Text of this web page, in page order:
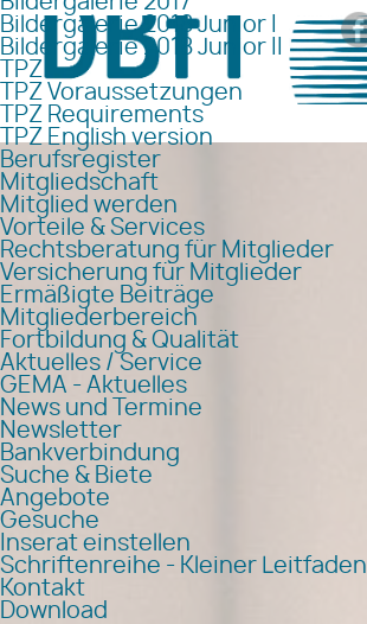
Bildergalerie 2018 Junior I
Bildergalerie 2018 Junior II
TPZ
TPZ Voraussetzungen
TPZ Requirements
TPZ English version
Berufsregister
Mitgliedschaft
Mitglied werden
Vorteile & Services
Rechtsberatung für Mitglieder
Versicherung für Mitglieder
Ermäßigte Beiträge
Mitgliederbereich
Fortbildung & Qualität
Aktuelles / Service
GEMA - Aktuelles
News und Termine
Newsletter
Bankverbindung
Suche & Biete
Angebote
Gesuche
Inserat einstellen
Schriftenreihe - Kleiner Leitfaden
Kontakt
Download